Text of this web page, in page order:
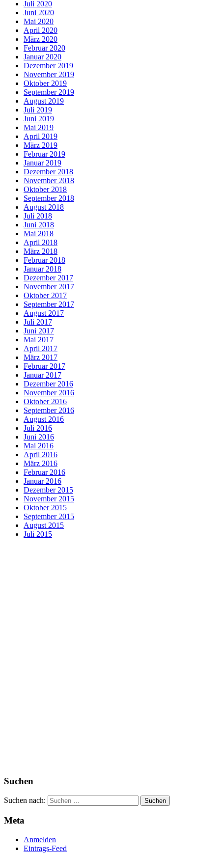
Juli 2020
Juni 2020
Mai 2020
April 2020
März 2020
Februar 2020
Januar 2020
Dezember 2019
November 2019
Oktober 2019
September 2019
August 2019
Juli 2019
Juni 2019
Mai 2019
April 2019
März 2019
Februar 2019
Januar 2019
Dezember 2018
November 2018
Oktober 2018
September 2018
August 2018
Juli 2018
Juni 2018
Mai 2018
April 2018
März 2018
Februar 2018
Januar 2018
Dezember 2017
November 2017
Oktober 2017
September 2017
August 2017
Juli 2017
Juni 2017
Mai 2017
April 2017
März 2017
Februar 2017
Januar 2017
Dezember 2016
November 2016
Oktober 2016
September 2016
August 2016
Juli 2016
Juni 2016
Mai 2016
April 2016
März 2016
Februar 2016
Januar 2016
Dezember 2015
November 2015
Oktober 2015
September 2015
August 2015
Juli 2015
Suchen
Suchen nach:
Meta
Anmelden
Eintrags-Feed